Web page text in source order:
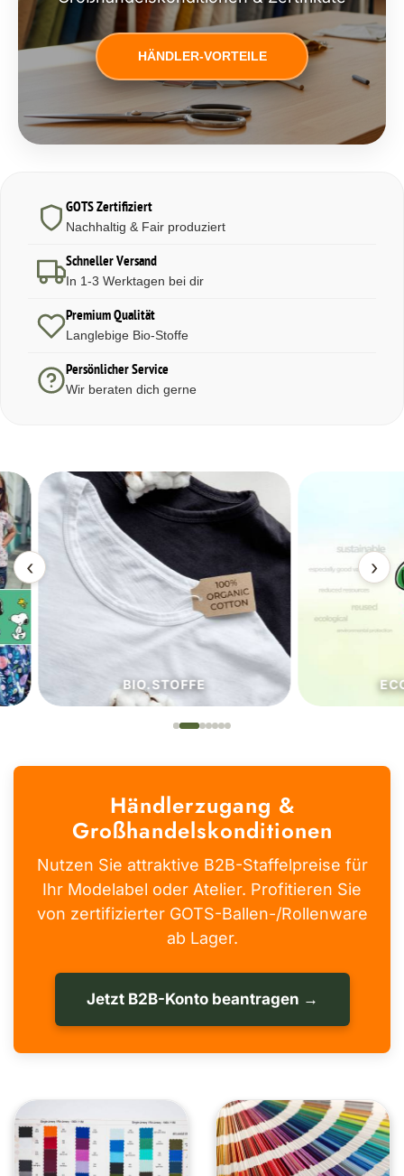
HÄNDLER-VORTEILE
GOTS Zertifiziert
Nachhaltig & Fair produziert
Schneller Versand
In 1-3 Werktagen bei dir
Premium Qualität
Langlebige Bio-Stoffe
Persönlicher Service
Wir beraten dich gerne
‹
BIO.STOFFE
›
Händlerzugang &
Großhandelskonditionen
Nutzen Sie attraktive B2B-Staffelpreise für
Ihr Modelabel oder Atelier. Profitieren Sie
von zertifizierter GOTS-Ballen-/Rollenware
ab Lager.
Jetzt B2B-Konto beantragen →